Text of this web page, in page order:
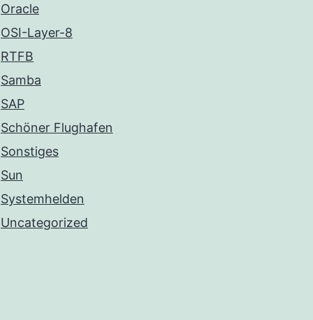
Oracle
OSI-Layer-8
RTFB
Samba
SAP
Schöner Flughafen
Sonstiges
Sun
Systemhelden
Uncategorized